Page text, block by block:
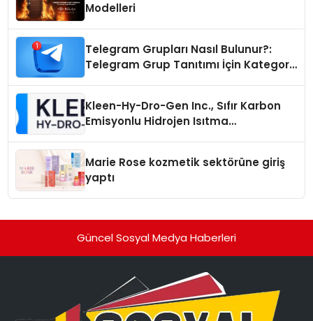
Modelleri
Telegram Grupları Nasıl Bulunur?:
Telegram Grup Tanıtımı İçin Kategori
Kleen-Hy-Dro-Gen Inc., Sıfır Karbon
Emisyonlu Hidrojen Isıtma
Marie Rose kozmetik sektörüne giriş
yaptı
Güncel Sosyal Medya Haberleri